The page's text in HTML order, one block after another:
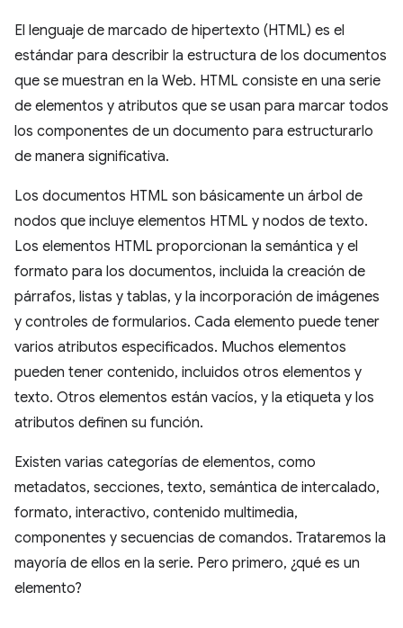
El lenguaje de marcado de hipertexto (HTML) es el
estándar para describir la estructura de los documentos
que se muestran en la Web. HTML consiste en una serie
de elementos y atributos que se usan para marcar todos
los componentes de un documento para estructurarlo
de manera significativa.
Los documentos HTML son básicamente un árbol de
nodos que incluye elementos HTML y nodos de texto.
Los elementos HTML proporcionan la semántica y el
formato para los documentos, incluida la creación de
párrafos, listas y tablas, y la incorporación de imágenes
y controles de formularios. Cada elemento puede tener
varios atributos especificados. Muchos elementos
pueden tener contenido, incluidos otros elementos y
texto. Otros elementos están vacíos, y la etiqueta y los
atributos definen su función.
Existen varias categorías de elementos, como
metadatos, secciones, texto, semántica de intercalado,
formato, interactivo, contenido multimedia,
componentes y secuencias de comandos. Trataremos la
mayoría de ellos en la serie. Pero primero, ¿qué es un
elemento?